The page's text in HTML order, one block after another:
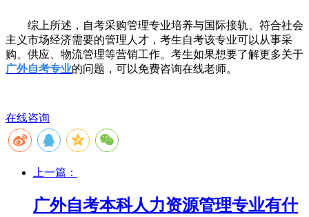
综上所述，自考采购管理专业培养与国际接轨、符合社会
主义市场经济需要的管理人才，考生自考该专业可以从事采
购、供应、物流管理等营销工作。考生如果想要了解更多关于
广外自考专业的问题，可以免费咨询在线老师。
在线咨询
上一篇：
广外自考本科人力资源管理专业有什